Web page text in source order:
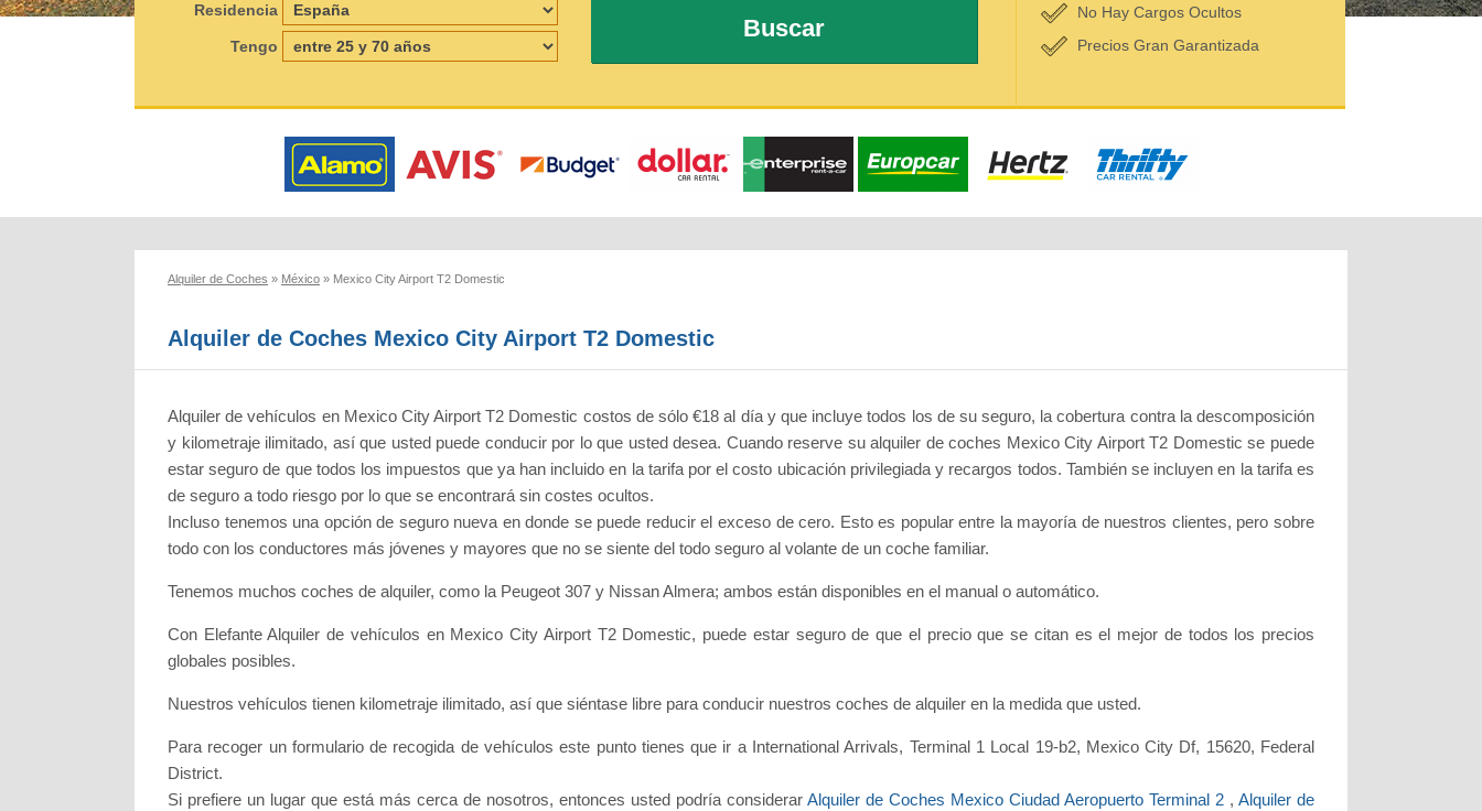
Residencia
Tengo
Buscar
No Hay Cargos Ocultos
Precios Gran Garantizada
Alquiler de Coches » México » Mexico City Airport T2 Domestic
Alquiler de Coches Mexico City Airport T2 Domestic
Alquiler de vehículos en Mexico City Airport T2 Domestic costos de sólo €18 al día y que incluye todos los de su seguro, la cobertura contra la descomposición
y kilometraje ilimitado, así que usted puede conducir por lo que usted desea. Cuando reserve su alquiler de coches Mexico City Airport T2 Domestic se puede
estar seguro de que todos los impuestos que ya han incluido en la tarifa por el costo ubicación privilegiada y recargos todos. También se incluyen en la tarifa es
de seguro a todo riesgo por lo que se encontrará sin costes ocultos.
Incluso tenemos una opción de seguro nueva en donde se puede reducir el exceso de cero. Esto es popular entre la mayoría de nuestros clientes, pero sobre
todo con los conductores más jóvenes y mayores que no se siente del todo seguro al volante de un coche familiar.
Tenemos muchos coches de alquiler, como la Peugeot 307 y Nissan Almera; ambos están disponibles en el manual o automático.
Con Elefante Alquiler de vehículos en Mexico City Airport T2 Domestic, puede estar seguro de que el precio que se citan es el mejor de todos los precios
globales posibles.
Nuestros vehículos tienen kilometraje ilimitado, así que siéntase libre para conducir nuestros coches de alquiler en la medida que usted.
Para recoger un formulario de recogida de vehículos este punto tienes que ir a International Arrivals, Terminal 1 Local 19-b2, Mexico City Df, 15620, Federal
District.
Si prefiere un lugar que está más cerca de nosotros, entonces usted podría considerar Alquiler de Coches Mexico Ciudad Aeropuerto Terminal 2 , Alquiler de